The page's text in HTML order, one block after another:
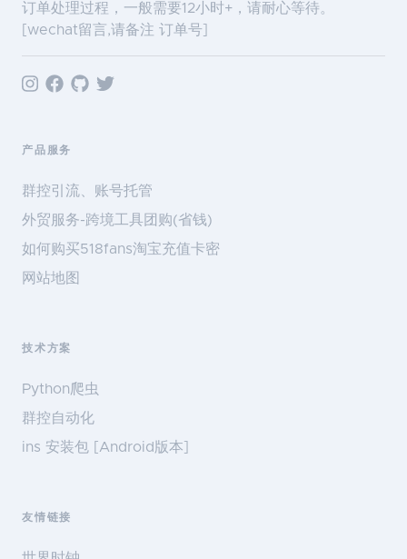
订单处理过程，一般需要12小时+，请耐心等待。
[wechat留言,请备注 订单号]
产品服务
群控引流、账号托管
外贸服务-跨境工具团购(省钱)
如何购买518fans淘宝充值卡密
网站地图
技术方案
Python爬虫
群控自动化
ins 安装包 [Android版本]
友情链接